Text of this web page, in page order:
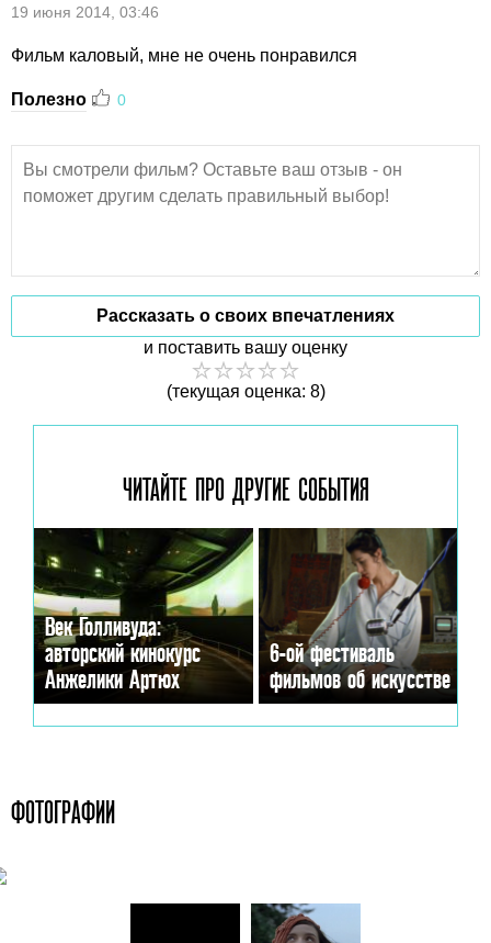
19 июня 2014, 03:46
Фильм каловый, мне не очень понравился
Полезно 0
Рассказать о своих впечатлениях
и поставить вашу оценку
(текущая оценка: 8)
ЧИТАЙТЕ ПРО ДРУГИЕ СОБЫТИЯ
Век Голливуда:
авторский кинокурс
Анжелики Артюх
6-ой фестиваль
фильмов об искусстве
ФОТОГРАФИИ